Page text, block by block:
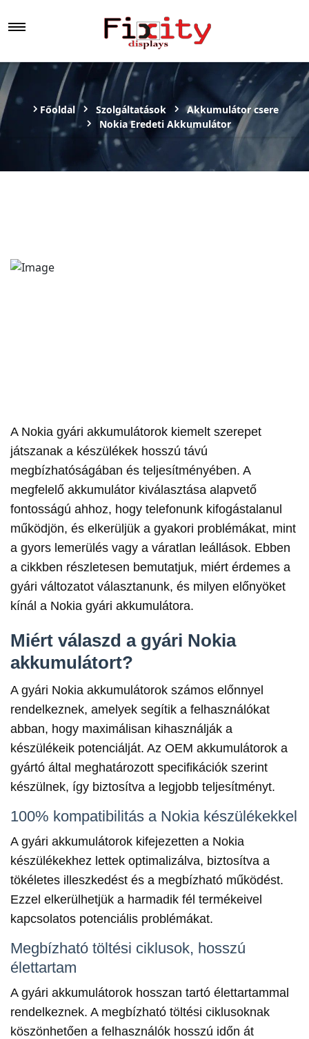
Főoldal Szolgáltatások
Akkumulátor csere
Nokia Eredeti Akkumulátor
A Nokia gyári akkumulátorok kiemelt szerepet
játszanak a készülékek hosszú távú
megbízhatóságában és teljesítményében. A
megfelelő akkumulátor kiválasztása alapvető
fontosságú ahhoz, hogy telefonunk kifogástalanul
működjön, és elkerüljük a gyakori problémákat, mint
a gyors lemerülés vagy a váratlan leállások. Ebben
a cikkben részletesen bemutatjuk, miért érdemes a
gyári változatot választanunk, és milyen előnyöket
kínál a Nokia gyári akkumulátora.
Miért válaszd a gyári Nokia
akkumulátort?
A gyári Nokia akkumulátorok számos előnnyel
rendelkeznek, amelyek segítik a felhasználókat
abban, hogy maximálisan kihasználják a
készülékeik potenciálját. Az OEM akkumulátorok a
gyártó által meghatározott specifikációk szerint
készülnek, így biztosítva a legjobb teljesítményt.
100% kompatibilitás a Nokia készülékekkel
A gyári akkumulátorok kifejezetten a Nokia
készülékekhez lettek optimalizálva, biztosítva a
tökéletes illeszkedést és a megbízható működést.
Ezzel elkerülhetjük a harmadik fél termékeivel
kapcsolatos potenciális problémákat.
Megbízható töltési ciklusok, hosszú
élettartam
A gyári akkumulátorok hosszan tartó élettartammal
rendelkeznek. A megbízható töltési ciklusoknak
köszönhetően a felhasználók hosszú időn át